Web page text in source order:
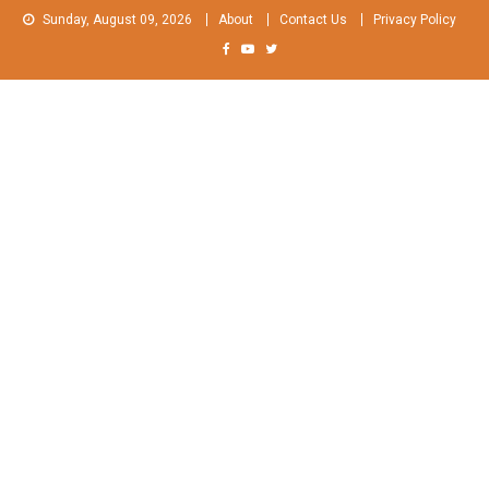
Skip
Sunday, August 09, 2026 About Contact Us Privacy Policy